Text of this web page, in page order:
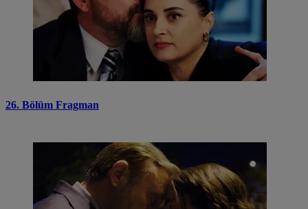
26. Bölüm Fragman